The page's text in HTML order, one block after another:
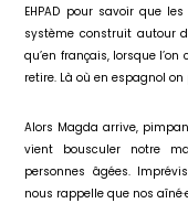
EHPAD pour savoir que les
système construit autour
qu’en français, lorsque
retire. Là où en espagnol
Alors Magda arrive,
vient bousculer notre
personnes âgées.
nous rappelle que nos